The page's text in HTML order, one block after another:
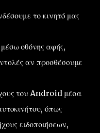
το κινητό μας
μέσω οθόνης αφής,
αν προσθέσουμε
του Android μέσα
όπως
ειδοποιήσεων,